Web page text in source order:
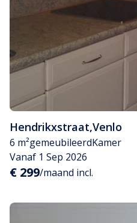
Hendrikxstraat,Venlo
6 m²gemeubileerdKamer
Vanaf 1 Sep 2026
€ 299/maand incl.